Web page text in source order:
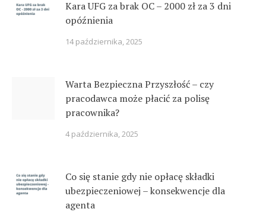
Kara UFG za brak OC – 2000 zł za 3 dni
opóźnienia
14 października, 2025
Warta Bezpieczna Przyszłość – czy
pracodawca może płacić za polisę
pracownika?
4 października, 2025
Co się stanie gdy nie opłacę składki
ubezpieczeniowej – konsekwencje dla
agenta